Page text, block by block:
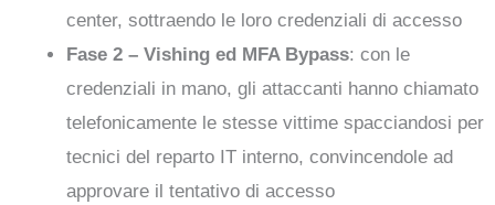
center, sottraendo le loro credenziali di accesso
Fase 2 – Vishing ed MFA Bypass: con le
credenziali in mano, gli attaccanti hanno chiamato
telefonicamente le stesse vittime spacciandosi per
tecnici del reparto IT interno, convincendole ad
approvare il tentativo di accesso